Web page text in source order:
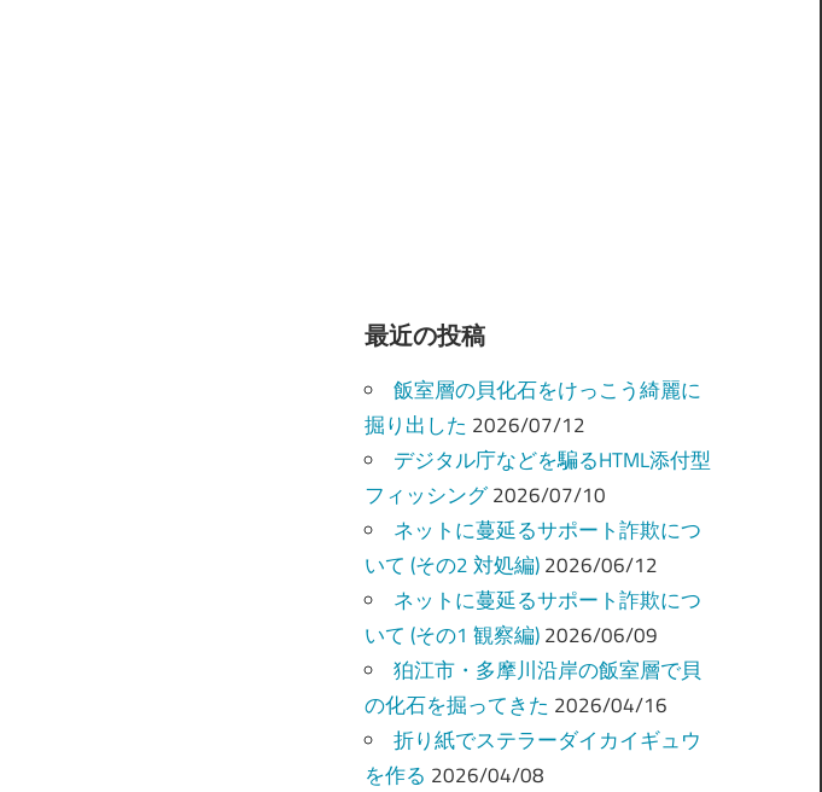
最近の投稿
飯室層の貝化石をけっこう綺麗に
掘り出した 2026/07/12
デジタル庁などを騙るHTML添付型
フィッシング 2026/07/10
ネットに蔓延るサポート詐欺につ
いて (その2 対処編) 2026/06/12
ネットに蔓延るサポート詐欺につ
いて (その1 観察編) 2026/06/09
狛江市・多摩川沿岸の飯室層で貝
の化石を掘ってきた 2026/04/16
折り紙でステラーダイカイギュウ
を作る 2026/04/08